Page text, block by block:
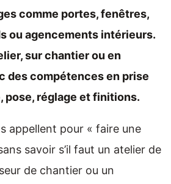
comme portes, fenêtres,
ou agencements intérieurs.
sur chantier ou en
des compétences en prise
pose, réglage et finitions.
appellent pour « faire une
savoir s’il faut un atelier de
de chantier ou un